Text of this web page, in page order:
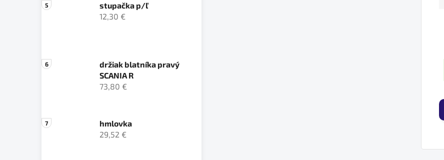
stupačka p/ľ
12,30 €
držiak blatníka pravý
SCANIA R
73,80 €
hmlovka
29,52 €